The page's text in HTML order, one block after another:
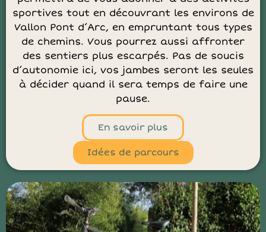
sportives tout en découvrant les environs de
Vallon Pont d’Arc, en empruntant tous types
de chemins. Vous pourrez aussi affronter
des sentiers plus escarpés. Pas de soucis
d’autonomie ici, vos jambes seront les seules
à décider quand il sera temps de faire une
pause.
En savoir plus
Idées de parcours